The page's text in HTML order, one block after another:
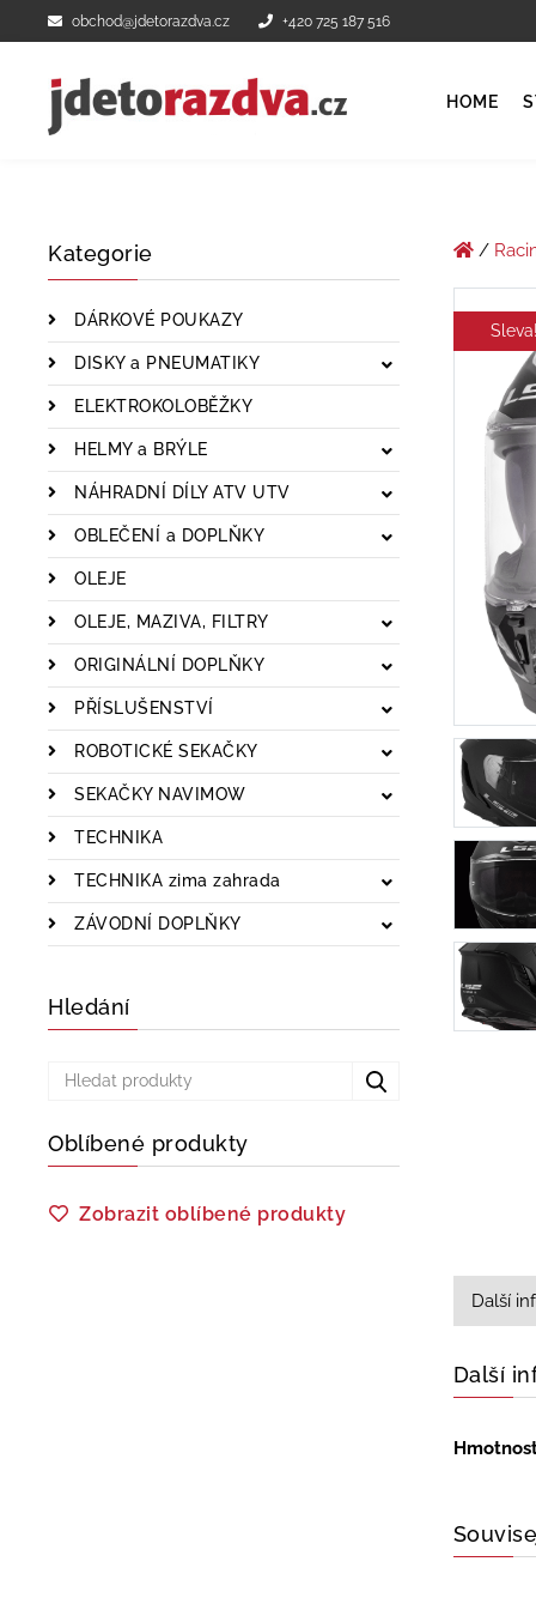
obchod@jdetorazdva.cz +420 725 187 516
HOME
Kategorie
DÁRKOVÉ POUKAZY
DISKY a PNEUMATIKY
ELEKTROKOLOBĚŽKY
HELMY a BRÝLE
NÁHRADNÍ DÍLY ATV UTV
OBLEČENÍ a DOPLŇKY
OLEJE
OLEJE, MAZIVA, FILTRY
ORIGINÁLNÍ DOPLŇKY
PŘÍSLUŠENSTVÍ
ROBOTICKÉ SEKAČKY
SEKAČKY NAVIMOW
TECHNIKA
TECHNIKA zima zahrada
ZÁVODNÍ DOPLŇKY
Hledání
Oblíbené produkty
Zobrazit oblíbené produkty
/
Sleva!
Další
Další